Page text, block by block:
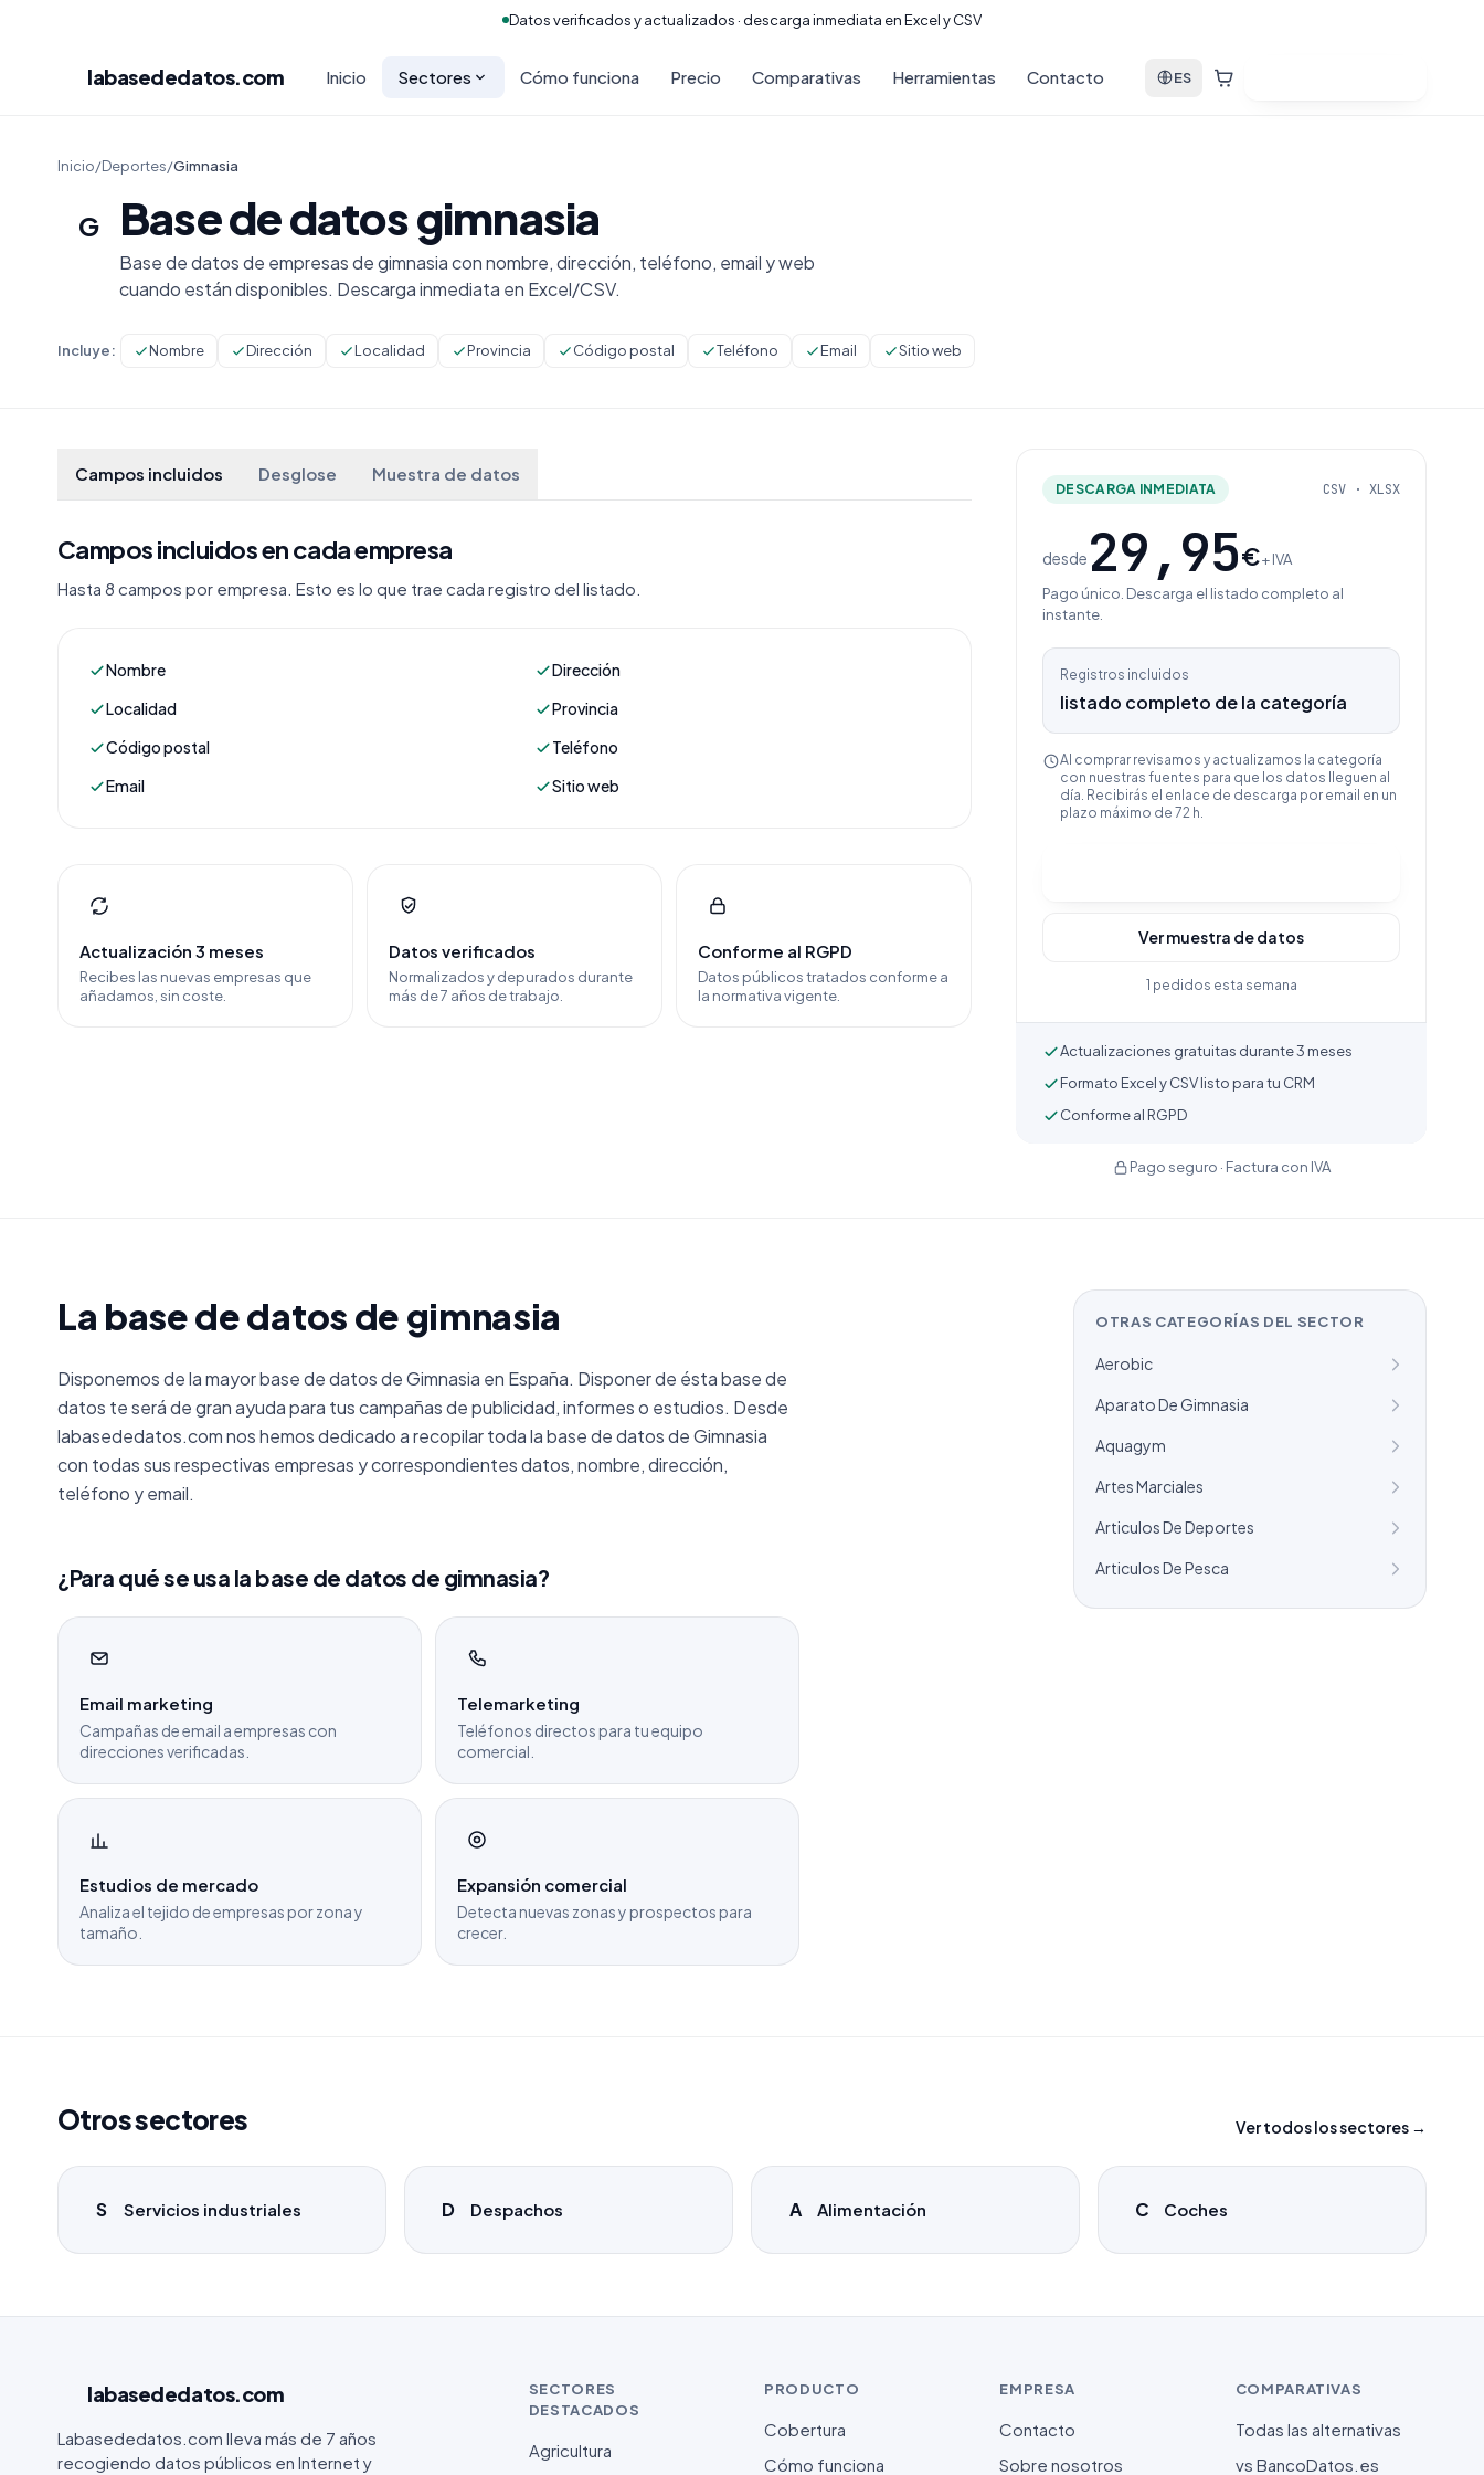
Datos verificados y actualizados · descarga inmediata en Excel y CSV
labasededatos.com Inicio Sectores Cómo funciona Precio Comparativas Herramientas Contacto ES
Inicio/Deportes/Gimnasia
G Base de datos gimnasia
Base de datos de empresas de gimnasia con nombre, dirección, teléfono, email y web
cuando están disponibles. Descarga inmediata en Excel/CSV.
Incluye: Nombre Dirección Localidad Provincia Código postal Teléfono Email Sitio web
Campos incluidos Desglose Muestra de datos
Campos incluidos en cada empresa
Hasta 8 campos por empresa. Esto es lo que trae cada registro del listado.
Nombre
Dirección
Localidad
Provincia
Código postal
Teléfono
Email
Sitio web
Actualización 3 meses
Recibes las nuevas empresas que
añadamos, sin coste.
Datos verificados
Normalizados y depurados durante
más de 7 años de trabajo.
Conforme al RGPD
Datos públicos tratados conforme a
la normativa vigente.
DESCARGA INMEDIATA CSV · XLSX
desde 29,95€+ IVA
Pago único. Descarga el listado completo al
instante.
Registros incluidos
listado completo de la categoría
Al comprar revisamos y actualizamos la categoría
con nuestras fuentes para que los datos lleguen al
día. Recibirás el enlace de descarga por email en un
plazo máximo de 72 h.
Ver muestra de datos
1 pedidos esta semana
Actualizaciones gratuitas durante 3 meses
Formato Excel y CSV listo para tu CRM
Conforme al RGPD
Pago seguro · Factura con IVA
La base de datos de gimnasia
Disponemos de la mayor base de datos de Gimnasia en España. Disponer de ésta base de
datos te será de gran ayuda para tus campañas de publicidad, informes o estudios. Desde
labasededatos.com nos hemos dedicado a recopilar toda la base de datos de Gimnasia
con todas sus respectivas empresas y correspondientes datos, nombre, dirección,
teléfono y email.
¿Para qué se usa la base de datos de gimnasia?
Email marketing
Campañas de email a empresas con
direcciones verificadas.
Telemarketing
Teléfonos directos para tu equipo
comercial.
Estudios de mercado
Analiza el tejido de empresas por zona y
tamaño.
Expansión comercial
Detecta nuevas zonas y prospectos para
crecer.
OTRAS CATEGORÍAS DEL SECTOR
Aerobic
Aparato De Gimnasia
Aquagym
Artes Marciales
Articulos De Deportes
Articulos De Pesca
Otros sectores Ver todos los sectores →
S Servicios industriales D Despachos A Alimentación C Coches
labasededatos.com
Labasededatos.com lleva más de 7 años
recogiendo datos públicos en Internet y
SECTORES
DESTACADOS
Agricultura
PRODUCTO
Cobertura
Cómo funciona
EMPRESA
Contacto
Sobre nosotros
COMPARATIVAS
Todas las alternativas
vs BancoDatos.es